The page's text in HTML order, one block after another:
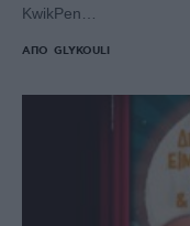
KwikPen…
ΑΠΌ GLYKOULI